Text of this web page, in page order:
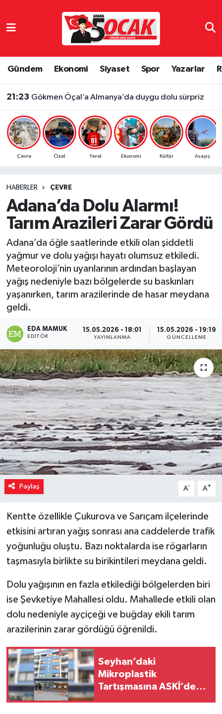
Gündem Ekonomi Siyaset Spor Yazarlar
21:23 Gökmen Öçal’a Almanya’da duygu dolu sürpriz
Çevre Özel Yerel Ekonomi Kültür Asayiş
HABERLER ÇEVRE
Adana’da Dolu Alarmı!
Tarım Arazileri Zarar Gördü
Adana’da öğle saatlerinde etkili olan şiddetli
yağmur ve dolu yağışı hayatı olumsuz etkiledi.
Meteoroloji’nin uyarılarının ardından başlayan
yağış nedeniyle bazı bölgelerde su baskınları
yaşanırken, tarım arazilerinde de hasar meydana
geldi.
EDA MAMUK
EDITÖR
15.05.2026 - 18:01
YAYINLANMA
15.05.2026 - 19:19
GÜNCELLEME
Paylaş A- A+
Kentte özellikle Çukurova ve Sarıçam ilçelerinde
etkisini artıran yağış sonrası ana caddelerde trafik
yoğunluğu oluştu. Bazı noktalarda ise rögarların
taşmasıyla birlikte su birikintileri meydana geldi.
Dolu yağışının en fazla etkilediği bölgelerden biri
ise Şevketiye Mahallesi oldu. Mahallede etkili olan
dolu nedeniyle ayçiçeği ve buğday ekili tarım
arazilerinin zarar gördüğü öğrenildi.
Seyhan’daki
Mikroplastik
Tartışmasına ASKİ’den
Dünya
Eğitim
Gündem
Haber Reklam
Magazin
Özel
Resmi İlanlar
Spor
Yaşam
Yerel Yönetimler
Yurttan
Adana Nöbetçi Eczaneler
Adana Trafik Yoğunluk Haritası
Süper Lig Puan Durumu ve Fikstür
Son Dakika Haberleri
Haber Arşivi